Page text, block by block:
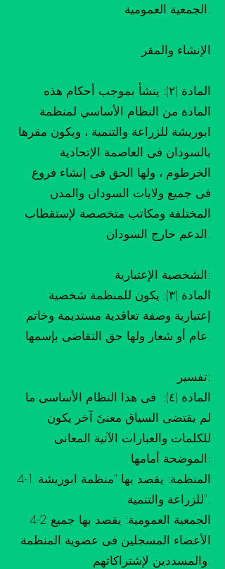
الجمعية العمومية.
الإنشاء والمقر
المادة (٢): ينشأ بموجب أحكام هذه
المادة من النظام الأساسي لمنظمة
ابوريشة للزراعة والتنمية ، ويكون مقرها
بالسودان فى العاصمة الإتحادية
الخرطوم ، ولها الحق فى إنشاء فروع
فى جميع ولايات السودان والمدن
المختلفة ومكاتب متخصصة لإستقطاب
الدعم خارج السودان.
الشخصية الإعتبارية:
المادة (٣): يكون للمنظمة شخصية
إعتبارية وصفة تعاقدية مستديمة وخاتم
عام أو شعار ولها حق التقاضى بإسمها.
تفسير:
المادة (٤): فى هذا النظام الأساسى ما
لم يقتضى السياق معنىً آخر يكون
للكلمات والعبارات الآتية المعانى
الموضحة أمامها:
4-1 المنظمة: يقصد بها "منظمة ابوريشة
للزراعة والتنمية".
4-2 الجمعية العمومية: يقصد بها جميع
الأعضاء المسجلين فى عضوية المنظمة
والمسددين لإشتراكاتهم.